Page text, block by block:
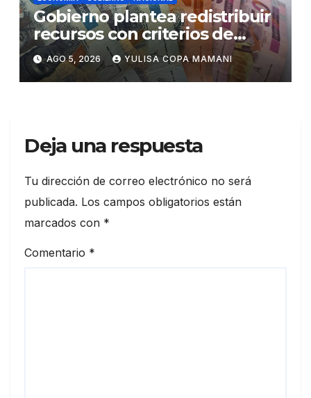
Gobierno plantea redistribuir
recursos con criterios de
eficiencia y esfuerzo fiscal
AGO 5, 2026 YULISA COPA MAMANI
Deja una respuesta
Tu dirección de correo electrónico no será
publicada. Los campos obligatorios están
marcados con *
Comentario *